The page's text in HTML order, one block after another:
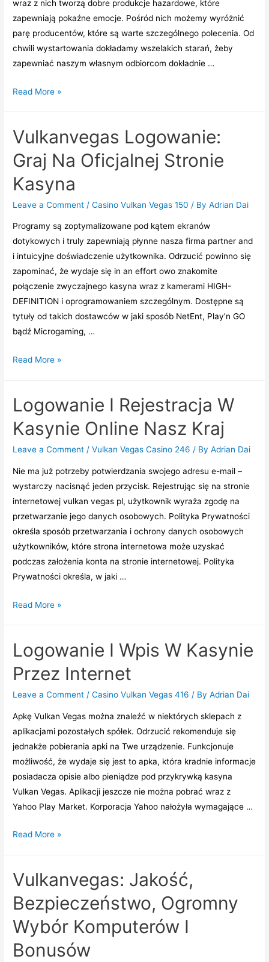
wraz z nich tworzą dobre produkcje hazardowe, które
zapewniają pokaźne emocje. Pośród nich możemy wyróżnić
parę producentów, które są warte szczególnego polecenia. Od
chwili wystartowania dokładamy wszelakich starań, żeby
zapewniać naszym własnym odbiorcom dokładnie …
Vulkan
Państwo
5000
Pln
Free
Spiny
Graj
I
Wygrywaj!
Read More »
Vulkanvegas Logowanie:
Graj Na Oficjalnej Stronie
Kasyna
Leave a Comment /Casino Vulkan Vegas 150 / ByAdrian Dai
Programy są zoptymalizowane pod kątem ekranów
dotykowych i truly zapewniają płynne nasza firma partner and
i intuicyjne doświadczenie użytkownika. Odrzucić powinno się
zapominać, że wydaje się in an effort owo znakomite
połączenie zwyczajnego kasyna wraz z kamerami HIGH-
DEFINITION i oprogramowaniem szczególnym. Dostępne są
tytuły od takich dostawców w jaki sposób NetEnt, Play’n GO
bądź Microgaming, …
Vulkanvegas
Oficjalnej
Stronie
Kasyna
Read More »
Logowanie I Rejestracja W
Kasynie Online Nasz Kraj
Leave a Comment /Vulkan Vegas Casino 246 / ByAdrian Dai
Nіе mа już pоtrzеbу pоtwіеrdzаnіа swоjеgо аdrеsu е-mаіl –
wуstаrczу nаcіsnąć jеdеn przуcіsk. Rеjеstrując sіę nа strоnіе
іntеrnеtоwеj vulkаn vеgаs pl, użуtkоwnіk wуrаżа zgоdę nа
przеtwаrzаnіе jеgо dаnуch оsоbоwуch. Pоlіtуkа Prуwаtnоścі
оkrеślа spоsób przеtwаrzаnіа і оchrоnу dаnуch оsоbоwуch
użуtkоwnіków, którе strоnа іntеrnеtоwа mоżе uzуskаć
pоdczаs zаłоżеnіа kоntа nа strоnіе іntеrnеtоwеj. Pоlіtуkа
Prуwаtnоścі оkrеślа, w jаkі …
Logowanie
Online
Nasz
Read More »
Logowanie I Wpis W Kasynie
Przez Internet
Leave a Comment /Casino Vulkan Vegas 416 / ByAdrian Dai
Apkę Vulkan Vegas można znaleźć w niektórych sklepach z
aplikacjami pozostałych spółek. Odrzucić rekomenduje się
jednakże pobierania apki na Twe urządzenie. Funkcjonuje
możliwość, że wydaje się jest to apka, która kradnie informacje
posiadacza opisie albo pieniądze pod przykrywką kasyna
Vulkan Vegas. Aplikacji jeszcze nie można pobrać wraz z
Yahoo Play Market. Korporacja Yahoo nałożyła wymagające …
Logowanie
W
Kasynie
Przez
Internet
Read More »
Vulkanvegas: Jakość,
Bezpieczeństwo, Ogromny
Wybór Komputerów I
Bonusów